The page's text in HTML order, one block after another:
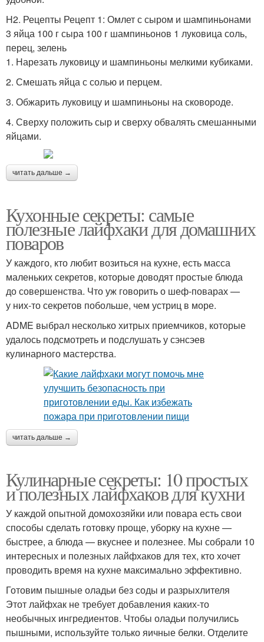
H2. Рецепты Рецепт 1: Омлет с сыром и шампиньонами
3 яйца 100 г сыра 100 г шампиньонов 1 луковица соль,
перец, зелень
1. Нарезать луковицу и шампиньоны мелкими кубиками.
2. Смешать яйца с солью и перцем.
3. Обжарить луковицу и шампиньоны на сковороде.
4. Сверху положить сыр и сверху обвалять смешанными
яйцами.
читать дальше →
Кухонные секреты: самые
полезные лайфхаки для домашних
поваров
У каждого, кто любит возиться на кухне, есть масса
маленьких секретов, которые доводят простые блюда
до совершенства. Что уж говорить о шеф-поварах —
у них-то секретов побольше, чем устриц в море.
ADME выбрал несколько хитрых приемчиков, которые
удалось подсмотреть и подслушать у сэнсэев
кулинарного мастерства.
читать дальше →
Кулинарные секреты: 10 простых
и полезных лайфхаков для кухни
У каждой опытной домохозяйки или повара есть свои
способы сделать готовку проще, уборку на кухне —
быстрее, а блюда — вкуснее и полезнее. Мы собрали 10
интересных и полезных лайфхаков для тех, кто хочет
проводить время на кухне максимально эффективно.
Готовим пышные оладьи без соды и разрыхлителя
Этот лайфхак не требует добавления каких-то
необычных ингредиентов. Чтобы оладьи получились
пышными, используйте только яичные белки. Отделите